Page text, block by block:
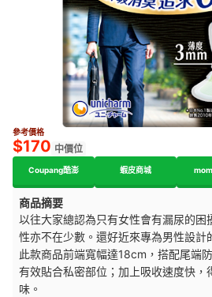
參考價格
$170 中價位
Coupang酷澎 蝦皮商城
商品摘要
以往大家總認為只有女性會有漏尿的困
性亦不在少數。還好近來專為男性設計
此款商品前端寬幅達18cm，搭配尾端
有效貼合私密部位；加上吸收速度快，
味。